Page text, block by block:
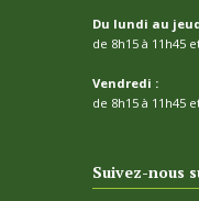
Du lundi au
de 8h15 à 11h45
Vendredi :
de 8h15 à 11h45
Suivez-nous